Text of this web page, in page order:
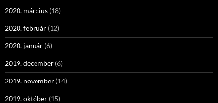
2020. március (18)
2020. február (12)
2020. január (6)
2019. december (6)
2019. november (14)
2019. október (15)